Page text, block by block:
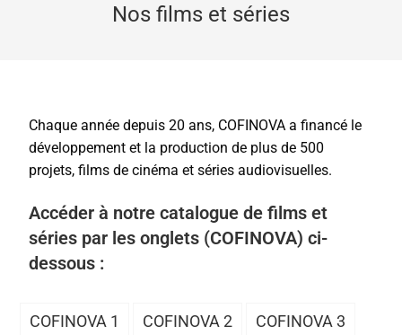
Nos films et séries
Chaque année depuis 20 ans, COFINOVA a financé le
développement et la production de plus de 500
projets, films de cinéma et séries audiovisuelles.
Accéder à notre catalogue de films et
séries par les onglets (COFINOVA) ci-
dessous :
COFINOVA 1 COFINOVA 2 COFINOVA 3